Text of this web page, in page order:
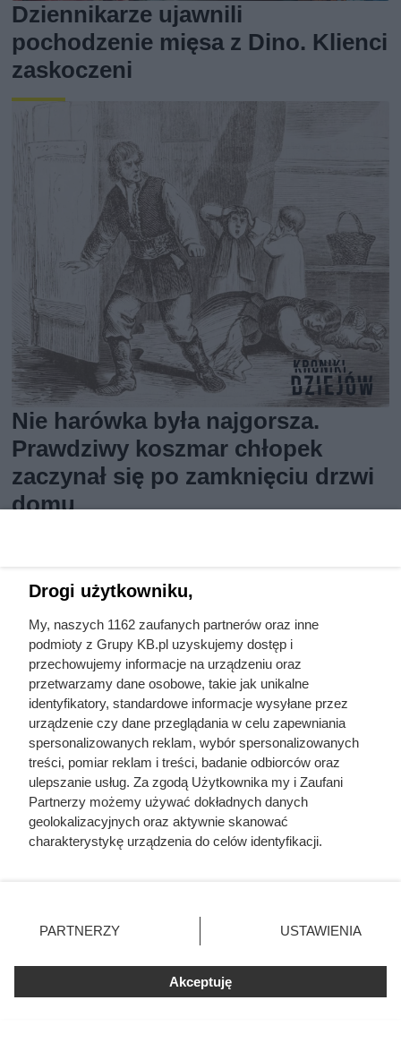
Dziennikarze ujawnili
pochodzenie mięsa z Dino. Klienci
zaskoczeni
Nie harówka była najgorsza.
Prawdziwy koszmar chłopek
zaczynał się po zamknięciu drzwi
domu
Ten gatunek drewna daje
najwięcej ciepła, a Polacy rzadko
Drogi użytkowniku,
My, naszych 1162 zaufanych partnerów oraz inne
podmioty z Grupy KB.pl uzyskujemy dostęp i
przechowujemy informacje na urządzeniu oraz
przetwarzamy dane osobowe, takie jak unikalne
identyfikatory, standardowe informacje wysyłane przez
urządzenie czy dane przeglądania w celu zapewniania
spersonalizowanych reklam, wybór spersonalizowanych
treści, pomiar reklam i treści, badanie odbiorców oraz
ulepszanie usług. Za zgodą Użytkownika my i Zaufani
Partnerzy możemy używać dokładnych danych
geolokalizacyjnych oraz aktywnie skanować
charakterystykę urządzenia do celów identyfikacji.
zmienić/wycofać klikając przycisk ustawień prywatności
znajdujący się w lewym dolnym rogu strony. Niektóre
użytkownika, ale masz prawo sprzeciwić się takiemu
przetwarzaniu. Preferencje będą miały zastosowania tylko
PARTNERZY USTAWIENIA
Akceptuję